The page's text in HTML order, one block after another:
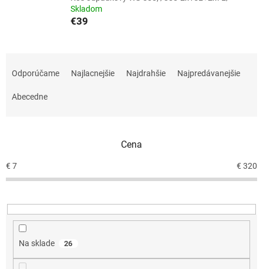
Skladom
€39
r
o
u
k
Odporúčame Najlacnejšie Najdrahšie Najpredávanejšie
Abecedne
Cena
€ 7 € 320
Na sklade 26